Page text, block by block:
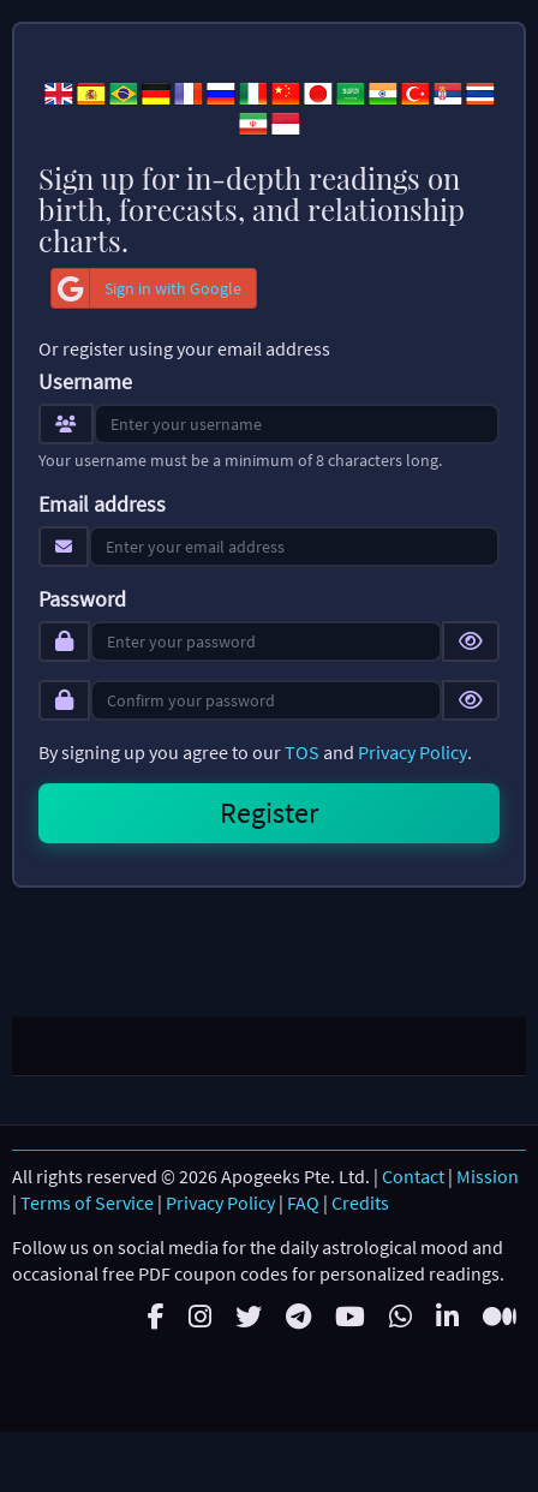
Sign up for in-depth readings on
birth, forecasts, and relationship
charts.
Sign in with Google
Or register using your email address
Username
Your username must be a minimum of 8 characters long.
Email address
Password
By signing up you agree to ourTOS and Privacy Policy.
All rights reserved © 2026 Apogeeks Pte. Ltd. | Contact | Mission
| Terms of Service | Privacy Policy| FAQ | Credits
Follow us on social media for the daily astrological mood and
occasional free PDF coupon codes for personalized readings.